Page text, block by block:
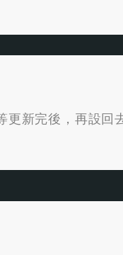
新完後，再設回